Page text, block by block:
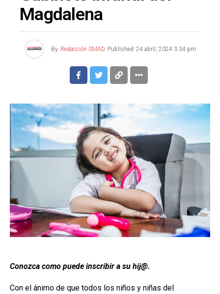
Magdalena
By Redacción SMAD Published 24 abril, 2024 3:34 pm
Conozca como puede inscribir a su hij@.
Con el ánimo de que todos los niños y niñas del